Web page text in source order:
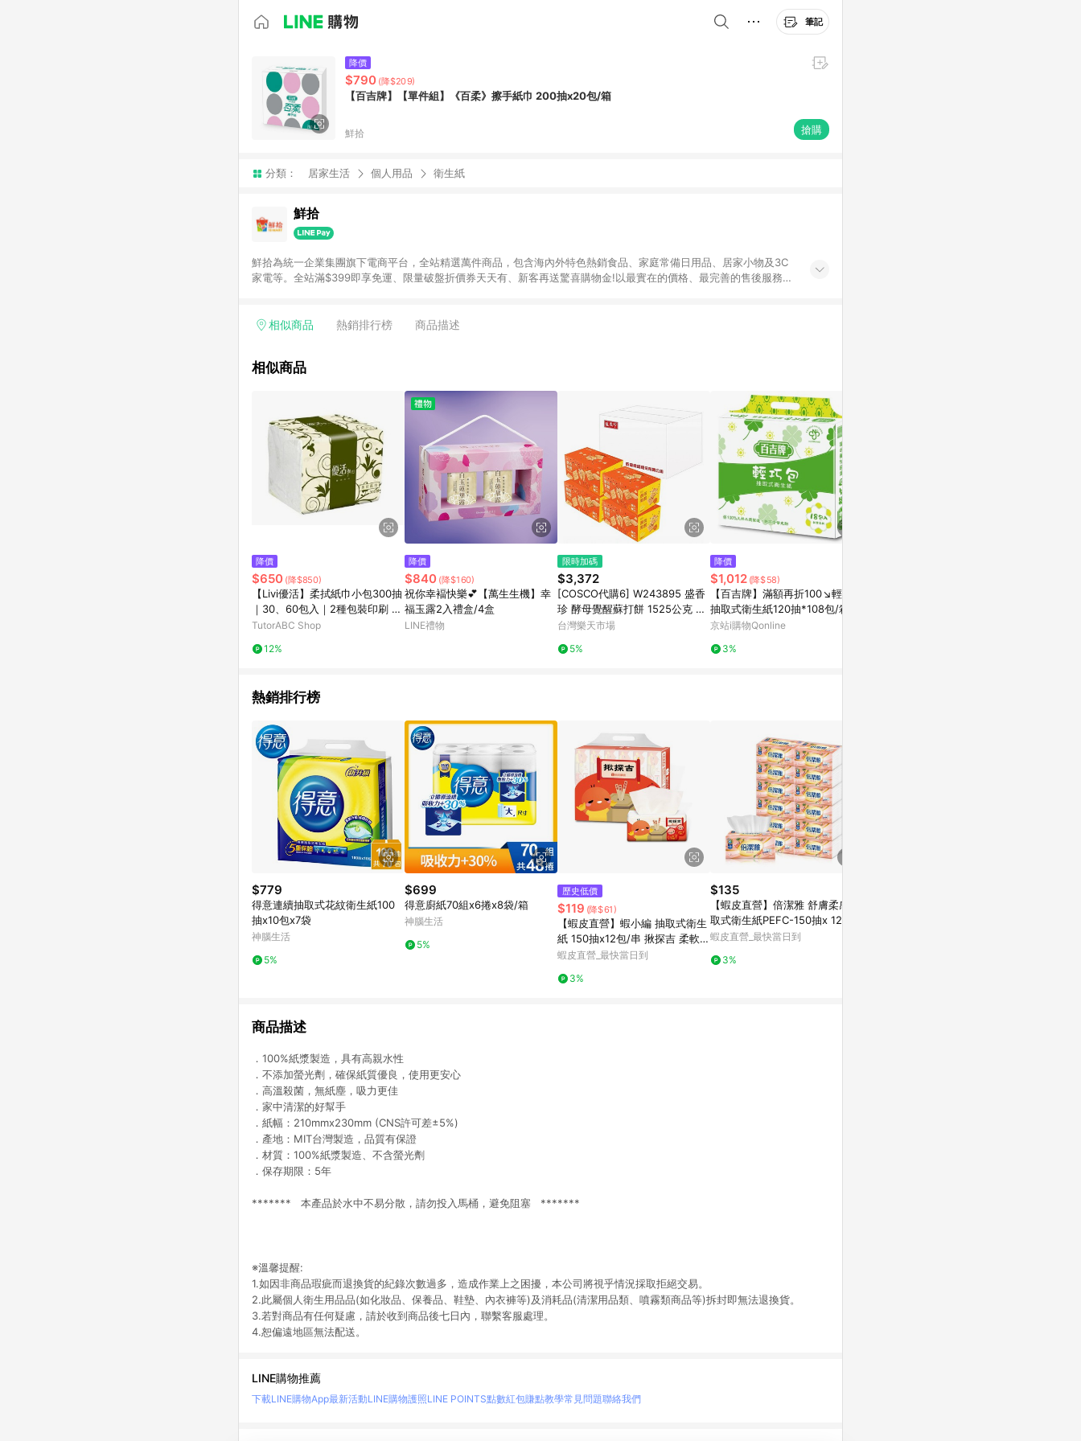
筆記
降價
$790 (降$209)
【百吉牌】【單件組】《百柔》擦手紙巾 200抽x20包/箱
鮮拾 搶購
分類： 居家生活 個人用品 衛生紙
鮮拾
鮮拾為統一企業集團旗下電商平台，全站精選萬件商品，包含海內外特色熱銷食品、家庭常備日用品、居家小物及3C
家電等。全站滿$399即享免運、限量破盤折價券天天有、新客再送驚喜購物金!以最實在的價格、最完善的售後服務，
相似商品 熱銷排行榜 商品描述
相似商品
降價
$650 (降$850)
【Livi優活】柔拭紙巾小包300抽
｜30、60包入｜2種包裝印刷 隨
機出貨
TutorABC Shop
12%
降價
$840 (降$160)
祝你幸褔快樂💕【萬生生機】幸
福玉露2入禮盒/4盒
LINE禮物
限時加碼
$3,372
[COSCO代購6] W243895 盛香
珍 酵母覺醒蘇打餅 1525公克 X
4盒 2 組
台灣樂天市場
5%
降價
$1,012 (降$58)
【百吉牌】滿額再折100↘輕巧包
抽取式衛生紙120抽*108包/箱61
8-廠商直送
京站i購物Qonline
3%
熱銷排行榜
$779
得意連續抽取式花紋衛生紙100
抽x10包x7袋
神腦生活
5%
$699
得意廚紙70組x6捲x8袋/箱
神腦生活
5%
歷史低價
$119 (降$61)
【蝦皮直營】蝦小編 抽取式衛生
紙 150抽x12包/串 揪探吉 柔軟
居家
蝦皮直營_最快當日到
3%
$135
【蝦皮直營】倍潔雅 舒膚柔感抽
取式衛生紙PEFC-150抽x 12包/
串 抽取衛生紙
蝦皮直營_最快當日到
3%
商品描述
．100%紙漿製造，具有高親水性
．不添加螢光劑，確保紙質優良，使用更安心
．高溫殺菌，無紙塵，吸力更佳
．家中清潔的好幫手
．紙幅：210mmx230mm (CNS許可差±5%)
．產地：MIT台灣製造，品質有保證
．材質：100%紙漿製造、不含螢光劑
．保存期限：5年
******* 本產品於水中不易分散，請勿投入馬桶，避免阻塞 *******
※溫馨提醒:
1.如因非商品瑕疵而退換貨的紀錄次數過多，造成作業上之困擾，本公司將視乎情況採取拒絕交易。
2.此屬個人衛生用品品(如化妝品、保養品、鞋墊、內衣褲等)及消耗品(清潔用品類、噴霧類商品等)拆封即無法退換貨。
3.若對商品有任何疑慮，請於收到商品後七日內，聯繫客服處理。
4.恕偏遠地區無法配送。
LINE購物推薦
下載LINE購物App最新活動LINE購物護照LINE POINTS點數紅包賺點教學常見問題聯絡我們